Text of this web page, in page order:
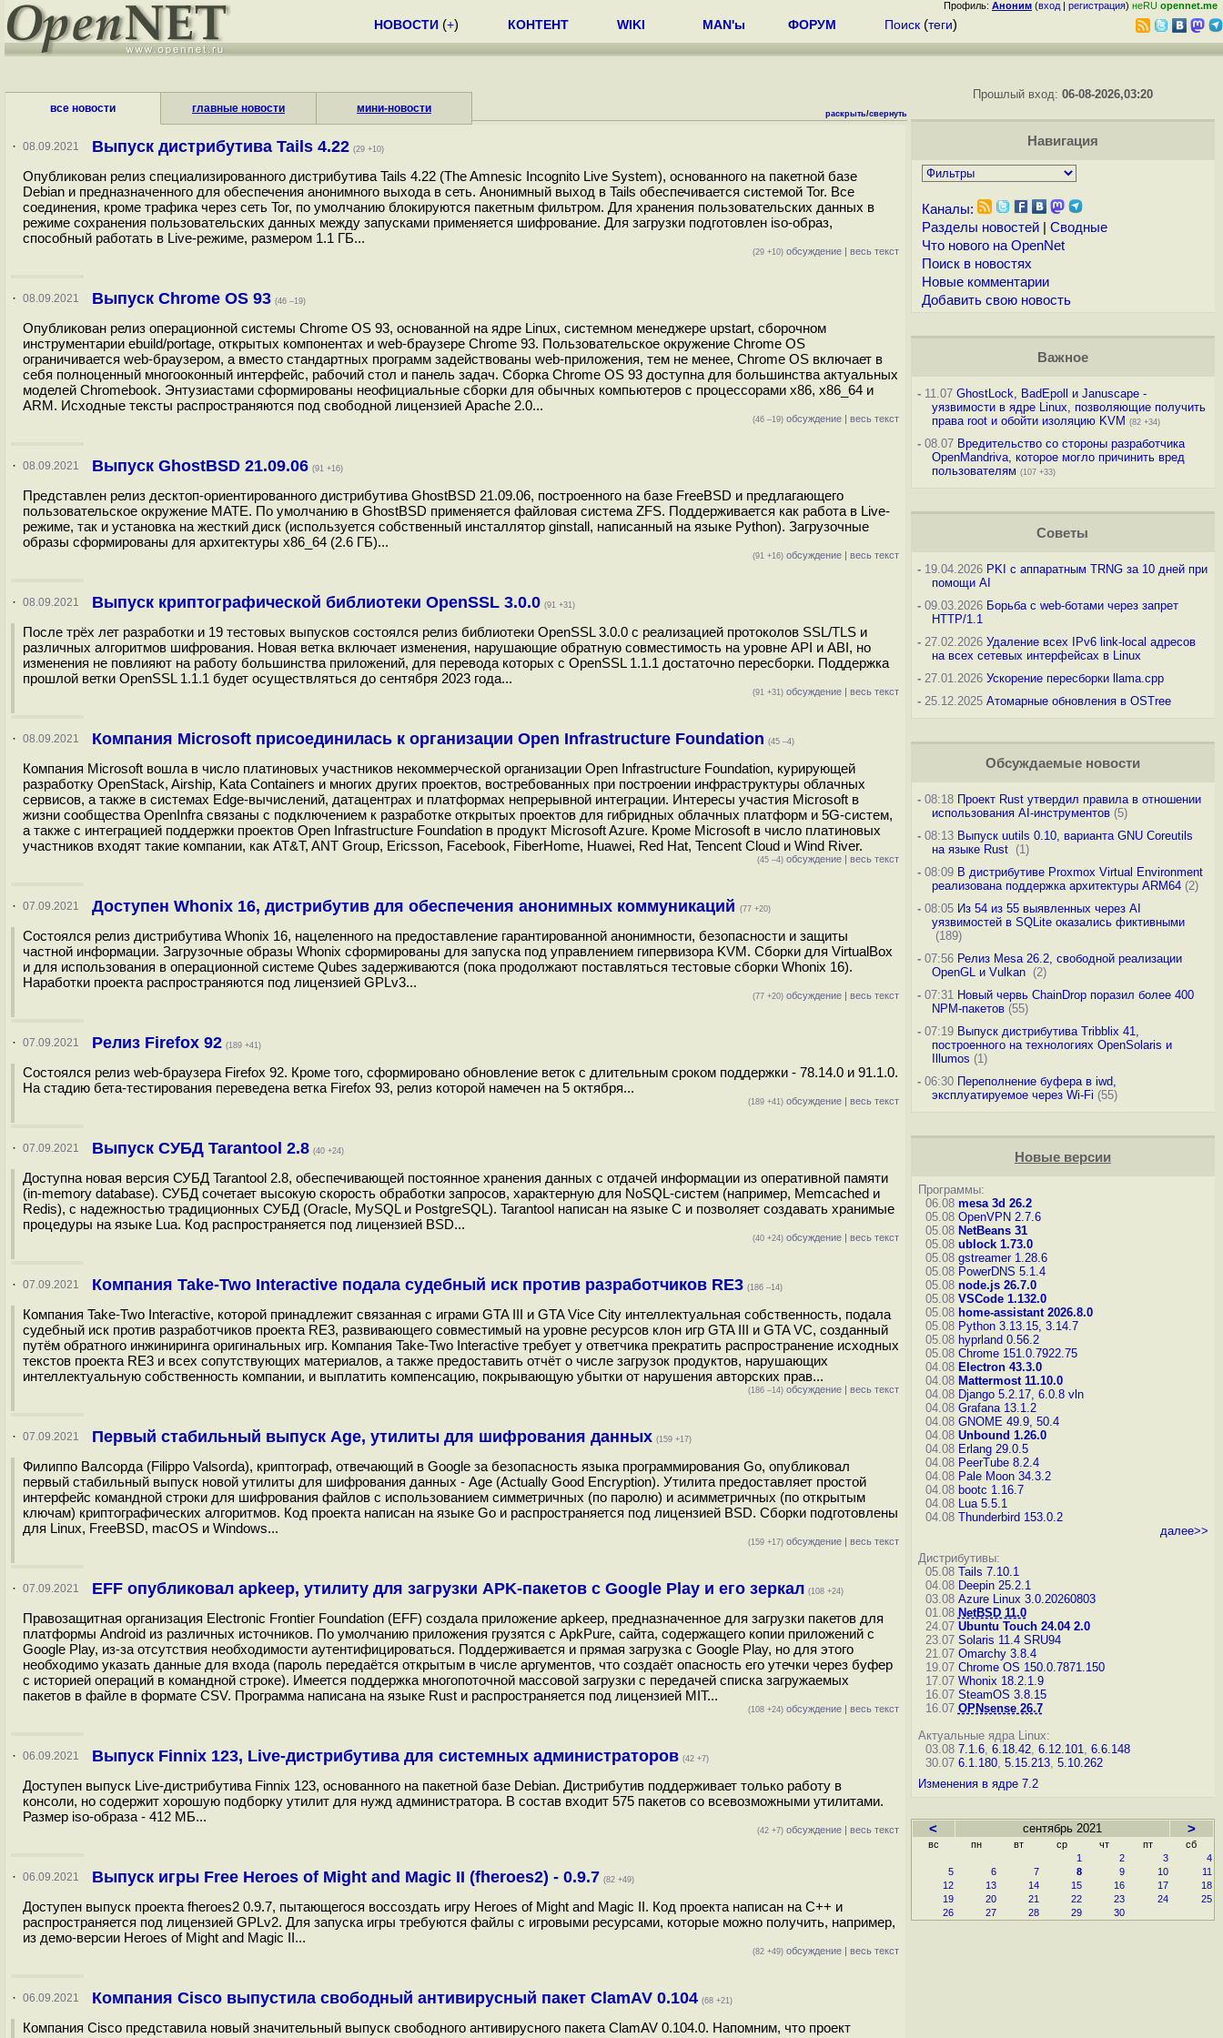
Профиль: Аноним (вход | регистрация) неRU opennet.me
НОВОСТИ (+) КОНТЕНТ WIKI MAN'ы ФОРУМ Поиск (теги)
все новости главные новости мини-новости раскрыть/свернуть
· 08.09.2021 Выпуск дистрибутива Tails 4.22 (29 +10)
Опубликован релиз специализированного дистрибутива Tails 4.22 (The Amnesic Incognito Live System), основанного на пакетной базе
Debian и предназначенного для обеспечения анонимного выхода в сеть. Анонимный выход в Tails обеспечивается системой Tor. Все
соединения, кроме трафика через сеть Tor, по умолчанию блокируются пакетным фильтром. Для хранения пользовательских данных в
режиме сохранения пользовательских данных между запусками применяется шифрование. Для загрузки подготовлен iso-образ,
способный работать в Live-режиме, размером 1.1 ГБ...
(29 +10) обсуждение | весь текст
· 08.09.2021 Выпуск Chrome OS 93 (46 –19)
Опубликован релиз операционной системы Chrome OS 93, основанной на ядре Linux, системном менеджере upstart, сборочном
инструментарии ebuild/portage, открытых компонентах и web-браузере Chrome 93. Пользовательское окружение Chrome OS
ограничивается web-браузером, а вместо стандартных программ задействованы web-приложения, тем не менее, Chrome OS включает в
себя полноценный многооконный интерфейс, рабочий стол и панель задач. Сборка Chrome OS 93 доступна для большинства актуальных
моделей Chromebook. Энтузиастами сформированы неофициальные сборки для обычных компьютеров с процессорами x86, x86_64 и
ARM. Исходные тексты распространяются под свободной лицензией Apache 2.0...
(46 –19) обсуждение | весь текст
· 08.09.2021 Выпуск GhostBSD 21.09.06 (91 +16)
Представлен релиз десктоп-ориентированного дистрибутива GhostBSD 21.09.06, построенного на базе FreeBSD и предлагающего
пользовательское окружение MATE. По умолчанию в GhostBSD применяется файловая система ZFS. Поддерживается как работа в Live-
режиме, так и установка на жесткий диск (используется собственный инсталлятор ginstall, написанный на языке Python). Загрузочные
образы сформированы для архитектуры x86_64 (2.6 ГБ)...
(91 +16) обсуждение | весь текст
· 08.09.2021 Выпуск криптографической библиотеки OpenSSL 3.0.0 (91 +31)
После трёх лет разработки и 19 тестовых выпусков состоялся релиз библиотеки OpenSSL 3.0.0 с реализацией протоколов SSL/TLS и
различных алгоритмов шифрования. Новая ветка включает изменения, нарушающие обратную совместимость на уровне API и ABI, но
изменения не повлияют на работу большинства приложений, для перевода которых с OpenSSL 1.1.1 достаточно пересборки. Поддержка
прошлой ветки OpenSSL 1.1.1 будет осуществляться до сентября 2023 года...
(91 +31) обсуждение | весь текст
· 08.09.2021 Компания Microsoft присоединилась к организации Open Infrastructure Foundation (45 –4)
Компания Microsoft вошла в число платиновых участников некоммерческой организации Open Infrastructure Foundation, курирующей
разработку OpenStack, Airship, Kata Containers и многих других проектов, востребованных при построении инфраструктуры облачных
сервисов, а также в системах Edge-вычислений, датацентрах и платформах непрерывной интеграции. Интересы участия Microsoft в
жизни сообщества OpenInfra связаны с подключением к разработке открытых проектов для гибридных облачных платформ и 5G-систем,
а также с интеграцией поддержки проектов Open Infrastructure Foundation в продукт Microsoft Azure. Кроме Microsoft в число платиновых
участников входят такие компании, как AT&T, ANT Group, Ericsson, Facebook, FiberHome, Huawei, Red Hat, Tencent Cloud и Wind River.
(45 –4) обсуждение | весь текст
· 07.09.2021 Доступен Whonix 16, дистрибутив для обеспечения анонимных коммуникаций (77 +20)
Состоялся релиз дистрибутива Whonix 16, нацеленного на предоставление гарантированной анонимности, безопасности и защиты
частной информации. Загрузочные образы Whonix сформированы для запуска под управлением гипервизора KVM. Сборки для VirtualBox
и для использования в операционной системе Qubes задерживаются (пока продолжают поставляться тестовые сборки Whonix 16).
Наработки проекта распространяются под лицензией GPLv3...
(77 +20) обсуждение | весь текст
· 07.09.2021 Релиз Firefox 92 (189 +41)
Состоялся релиз web-браузера Firefox 92. Кроме того, сформировано обновление веток с длительным сроком поддержки - 78.14.0 и 91.1.0.
На стадию бета-тестирования переведена ветка Firefox 93, релиз которой намечен на 5 октября...
(189 +41) обсуждение | весь текст
· 07.09.2021 Выпуск СУБД Tarantool 2.8 (40 +24)
Доступна новая версия СУБД Tarantool 2.8, обеспечивающей постоянное хранения данных с отдачей информации из оперативной памяти
(in-memory database). СУБД сочетает высокую скорость обработки запросов, характерную для NoSQL-систем (например, Memcached и
Redis), c надежностью традиционных СУБД (Oracle, MySQL и PostgreSQL). Tarantool написан на языке C и позволяет создавать хранимые
процедуры на языке Lua. Код распространяется под лицензией BSD...
(40 +24) обсуждение | весь текст
· 07.09.2021 Компания Take-Two Interactive подала судебный иск против разработчиков RE3 (186 –14)
Компания Take-Two Interactive, которой принадлежит связанная с играми GTA III и GTA Vice City интеллектуальная собственность, подала
судебный иск против разработчиков проекта RE3, развивающего совместимый на уровне ресурсов клон игр GTA III и GTA VC, созданный
путём обратного инжиниринга оригинальных игр. Компания Take-Two Interactive требует у ответчика прекратить распространение исходных
текстов проекта RE3 и всех сопутствующих материалов, а также предоставить отчёт о числе загрузок продуктов, нарушающих
интеллектуальную собственность компании, и выплатить компенсацию, покрывающую убытки от нарушения авторских прав...
(186 –14) обсуждение | весь текст
· 07.09.2021 Первый стабильный выпуск Age, утилиты для шифрования данных (159 +17)
Филиппо Валсорда (Filippo Valsorda), криптограф, отвечающий в Google за безопасность языка программирования Go, опубликовал
первый стабильный выпуск новой утилиты для шифрования данных - Age (Actually Good Encryption). Утилита предоставляет простой
интерфейс командной строки для шифрования файлов с использованием симметричных (по паролю) и асимметричных (по открытым
ключам) криптографических алгоритмов. Код проекта написан на языке Go и распространяется под лицензией BSD. Сборки подготовлены
для Linux, FreeBSD, macOS и Windows...
(159 +17) обсуждение | весь текст
· 07.09.2021 EFF опубликовал apkeep, утилиту для загрузки APK-пакетов с Google Play и его зеркал (108 +24)
Правозащитная организация Electronic Frontier Foundation (EFF) создала приложение apkeep, предназначенное для загрузки пакетов для
платформы Android из различных источников. По умолчанию приложения грузятся с ApkPure, сайта, содержащего копии приложений с
Google Play, из-за отсутствия необходимости аутентифицироваться. Поддерживается и прямая загрузка с Google Play, но для этого
необходимо указать данные для входа (пароль передаётся открытым в числе аргументов, что создаёт опасность его утечки через буфер
с историей операций в командной строке). Имеется поддержка многопоточной массовой загрузки с передачей списка загружаемых
пакетов в файле в формате CSV. Программа написана на языке Rust и распространяется под лицензией MIT...
(108 +24) обсуждение | весь текст
· 06.09.2021 Выпуск Finnix 123, Live-дистрибутива для системных администраторов (42 +7)
Доступен выпуск Live-дистрибутива Finnix 123, основанного на пакетной базе Debian. Дистрибутив поддерживает только работу в
консоли, но содержит хорошую подборку утилит для нужд администратора. В состав входит 575 пакетов со всевозможными утилитами.
Размер iso-образа - 412 МБ...
(42 +7) обсуждение | весь текст
· 06.09.2021 Выпуск игры Free Heroes of Might and Magic II (fheroes2) - 0.9.7 (82 +49)
Доступен выпуск проекта fheroes2 0.9.7, пытающегося воссоздать игру Heroes of Might and Magic II. Код проекта написан на C++ и
распространяется под лицензией GPLv2. Для запуска игры требуются файлы с игровыми ресурсами, которые можно получить, например,
из демо-версии Heroes of Might and Magic II...
(82 +49) обсуждение | весь текст
· 06.09.2021 Компания Cisco выпустила свободный антивирусный пакет ClamAV 0.104 (68 +21)
Компания Cisco представила новый значительный выпуск свободного антивирусного пакета ClamAV 0.104.0. Напомним, что проект
Прошлый вход:06-08-2026,03:20
Навигация
Каналы:
Разделы новостей| Сводные
Что нового на OpenNet
Поиск в новостях
Новые комментарии
Добавить свою новость
Важное
-11.07 GhostLock, BadEpoll и Januscape -
уязвимости в ядре Linux, позволяющие получить
права root и обойти изоляцию KVM (82 +34)
-08.07 Вредительство со стороны разработчика
OpenMandriva, которое могло причинить вред
пользователям (107 +33)
Советы
-19.04.2026 PKI с аппаратным TRNG за 10 дней при
помощи AI
-09.03.2026 Борьба с web-ботами через запрет
HTTP/1.1
-27.02.2026 Удаление всех IPv6 link-local адресов
на всех сетевых интерфейсах в Linux
-27.01.2026 Ускорение пересборки llama.cpp
-25.12.2025 Атомарные обновления в OSTree
Обсуждаемые новости
-08:18 Проект Rust утвердил правила в отношении
использования AI-инструментов(5)
-08:13 Выпуск uutils 0.10, варианта GNU Coreutils
на языке Rust (1)
-08:09 В дистрибутиве Proxmox Virtual Environment
реализована поддержка архитектуры ARM64(2)
-08:05 Из 54 из 55 выявленных через AI
уязвимостей в SQLite оказались фиктивными
(189)
-07:56 Релиз Mesa 26.2, свободной реализации
OpenGL и Vulkan (2)
-07:31 Новый червь ChainDrop поразил более 400
NPM-пакетов(55)
-07:19 Выпуск дистрибутива Tribblix 41,
построенного на технологиях OpenSolaris и
Illumos (1)
-06:30 Переполнение буфера в iwd,
эксплуатируемое через Wi-Fi (55)
Новые версии
Программы:
06.08 mesa 3d 26.2
05.08 OpenVPN 2.7.6
05.08 NetBeans 31
05.08 ublock 1.73.0
05.08 gstreamer 1.28.6
05.08 PowerDNS 5.1.4
05.08 node.js 26.7.0
05.08 VSCode 1.132.0
05.08 home-assistant 2026.8.0
05.08 Python 3.13.15, 3.14.7
05.08 hyprland 0.56.2
05.08 Chrome 151.0.7922.75
04.08 Electron 43.3.0
04.08 Mattermost 11.10.0
04.08 Django 5.2.17, 6.0.8 vln
04.08 Grafana 13.1.2
04.08 GNOME 49.9, 50.4
04.08 Unbound 1.26.0
04.08 Erlang 29.0.5
04.08 PeerTube 8.2.4
04.08 Pale Moon 34.3.2
04.08 bootc 1.16.7
04.08 Lua 5.5.1
04.08 Thunderbird 153.0.2
далее>>
Дистрибутивы:
05.08 Tails 7.10.1
04.08 Deepin 25.2.1
03.08 Azure Linux 3.0.20260803
01.08 NetBSD 11.0
24.07 Ubuntu Touch 24.04 2.0
23.07 Solaris 11.4 SRU94
21.07 Omarchy 3.8.4
19.07 Chrome OS 150.0.7871.150
17.07 Whonix 18.2.1.9
16.07 SteamOS 3.8.15
16.07 OPNsense 26.7
Актуальные ядра Linux:
03.08 7.1.6, 6.18.42, 6.12.101, 6.6.148
30.07 6.1.180, 5.15.213, 5.10.262
Изменения в ядре 7.2
< сентябрь 2021 >
вс пн вт ср чт пт
сб
1
2 3
4
5
6 7 8 9 10
11
12
13 14 15 16 17
18
19
20 21 22 23 24
25
26
27 28 29 30